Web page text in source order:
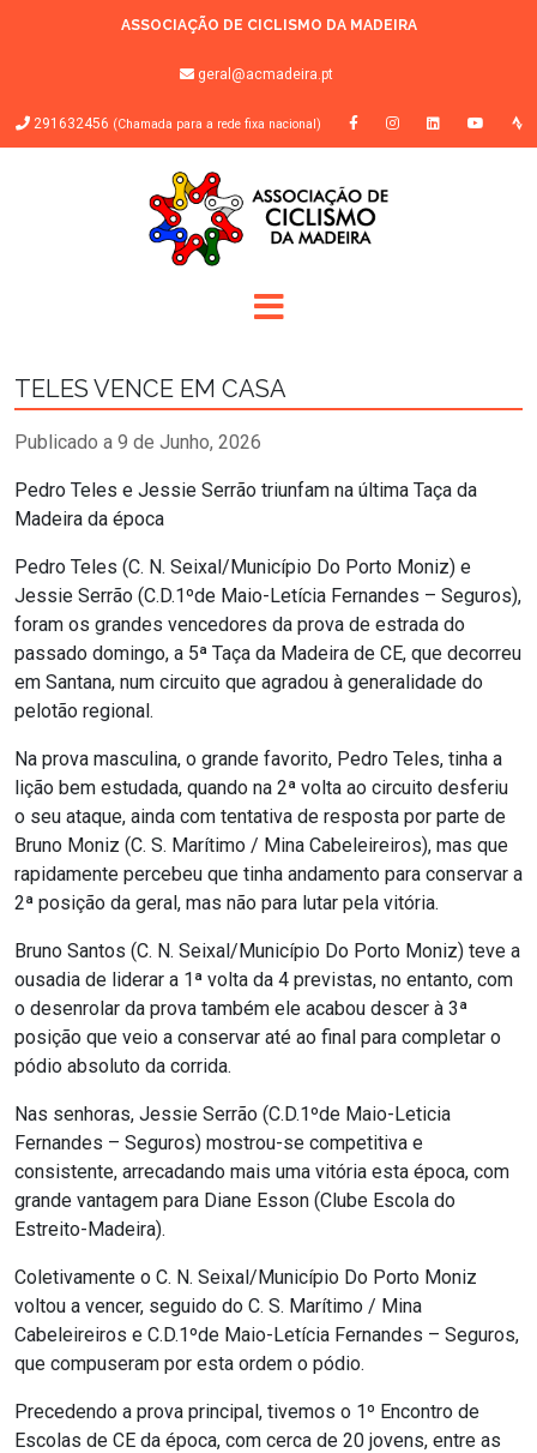
ASSOCIAÇÃO DE CICLISMO DA MADEIRA
geral@acmadeira.pt
291632456 (Chamada para a rede fixa nacional)
TELES VENCE EM CASA
Publicado a 9 de Junho, 2026
Pedro Teles e Jessie Serrão triunfam na última Taça da
Madeira da época
Pedro Teles (C. N. Seixal/Município Do Porto Moniz) e
Jessie Serrão (C.D.1ºde Maio-Letícia Fernandes – Seguros),
foram os grandes vencedores da prova de estrada do
passado domingo, a 5ª Taça da Madeira de CE, que decorreu
em Santana, num circuito que agradou à generalidade do
pelotão regional.
Na prova masculina, o grande favorito, Pedro Teles, tinha a
lição bem estudada, quando na 2ª volta ao circuito desferiu
o seu ataque, ainda com tentativa de resposta por parte de
Bruno Moniz (C. S. Marítimo / Mina Cabeleireiros), mas que
rapidamente percebeu que tinha andamento para conservar a
2ª posição da geral, mas não para lutar pela vitória.
Bruno Santos (C. N. Seixal/Município Do Porto Moniz) teve a
ousadia de liderar a 1ª volta da 4 previstas, no entanto, com
o desenrolar da prova também ele acabou descer à 3ª
posição que veio a conservar até ao final para completar o
pódio absoluto da corrida.
Nas senhoras, Jessie Serrão (C.D.1ºde Maio-Leticia
Fernandes – Seguros) mostrou-se competitiva e
consistente, arrecadando mais uma vitória esta época, com
grande vantagem para Diane Esson (Clube Escola do
Estreito-Madeira).
Coletivamente o C. N. Seixal/Município Do Porto Moniz
voltou a vencer, seguido do C. S. Marítimo / Mina
Cabeleireiros e C.D.1ºde Maio-Letícia Fernandes – Seguros,
que compuseram por esta ordem o pódio.
Precedendo a prova principal, tivemos o 1º Encontro de
Escolas de CE da época, com cerca de 20 jovens, entre as